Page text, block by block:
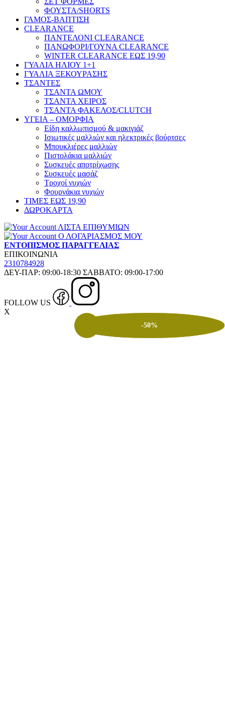
ΦΟΥΣΤΑ/SHORTS
ΓΑΜΟΣ-ΒΑΠΤΙΣΗ
CLEARANCE
ΠΑΝΤΕΛΟΝΙ CLEARANCE
ΠΑΝΩΦΟΡΙ/ΓΟΥΝΑ CLEARANCE
WINTER CLEARANCE ΕΩΣ 19,90
ΓΥΑΛΙΑ ΗΛΙΟΥ 1+1
ΓΥΑΛΙΑ ΞΕΚΟΥΡΑΣΗΣ
ΤΣΑΝΤΕΣ
ΤΣΑΝΤΑ ΩΜΟΥ
ΤΣΑΝΤΑ ΧΕΙΡΟΣ
ΤΣΑΝΤΑ ΦΑΚΕΛΟΣ/CLUTCH
ΥΓΕΙΑ – ΟΜΟΡΦΙΑ
Είδη καλλωπισμού & μακιγιάζ
Ισιωτικές μαλλιών και ηλεκτρικές βούρτσες
Μπουκλιέρες μαλλιών
Πιστολάκια μαλλιών
Συσκευές αποτρίχωσης
Συσκευές μασάζ
Τροχοί νυχιών
Φουρνάκια νυχιών
ΤΙΜΕΣ ΕΩΣ 19,90
ΔΩΡΟΚΑΡΤΑ
ΛΙΣΤΑ ΕΠΙΘΥΜΙΩΝ
Ο ΛΟΓΑΡΙΑΣΜΟΣ ΜΟΥ
ΕΝΤΟΠΙΣΜΟΣ ΠΑΡΑΓΓΕΛΙΑΣ
ΕΠΙΚΟΙΝΩΝΙΑ
2310784928
ΔΕΥ-ΠΑΡ: 09:00-18:30 ΣΑΒΒΑΤΟ: 09:00-17:00
FOLLOW US
X
-50%
-50%